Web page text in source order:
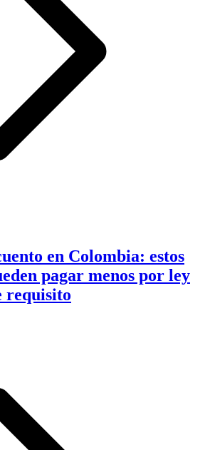
en Colombia: estos
pagar menos por ley
requisito